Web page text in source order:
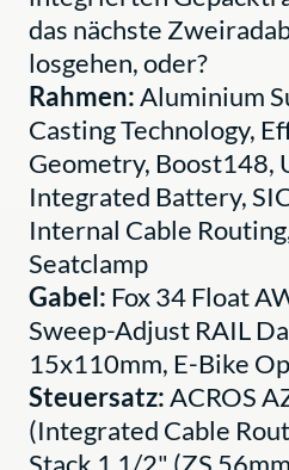
das nächste
losgehen, oder?
Rahmen:Aluminium
Casting Technology,
Geometry, Boost148,
Integrated Battery,
Internal Cable
Seatclamp
Gabel: Fox 34 Float
Sweep-Adjust RAIL
15x110mm, E-Bike
Steuersatz:ACROS
(Integrated Cable
Stack 1 1/2" (ZS